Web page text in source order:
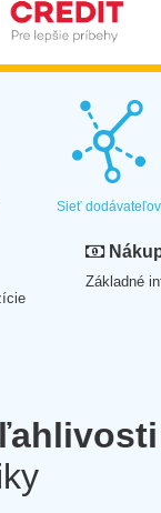
Sieť dodávateľov
Základné